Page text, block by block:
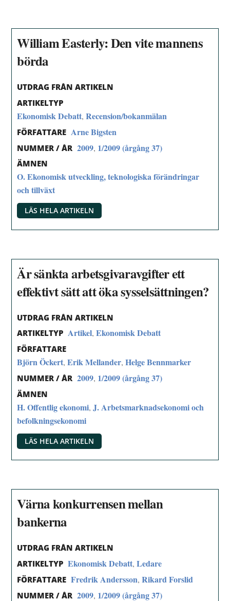
William Easterly: Den vite mannens
börda
UTDRAG FRÅN ARTIKELN
ARTIKELTYP
Ekonomisk Debatt,Recension/bokanmälan
FÖRFATTARE Arne Bigsten
NUMMER / ÅR 2009, 1/2009 (årgång 37)
ÄMNEN
O. Ekonomisk utveckling, teknologiska förändringar
och tillväxt
LÄS HELA ARTIKELN
Är sänkta arbetsgivaravgifter ett
effektivt sätt att öka sysselsättningen?
UTDRAG FRÅN ARTIKELN
ARTIKELTYP Artikel,Ekonomisk Debatt
FÖRFATTARE
Björn Öckert,Erik Mellander,Helge Bennmarker
NUMMER / ÅR 2009, 1/2009 (årgång 37)
ÄMNEN
H. Offentlig ekonomi,J. Arbetsmarknadsekonomi och
befolkningsekonomi
LÄS HELA ARTIKELN
Värna konkurrensen mellan
bankerna
UTDRAG FRÅN ARTIKELN
ARTIKELTYP Ekonomisk Debatt,Ledare
FÖRFATTARE Fredrik Andersson,Rikard Forslid
NUMMER / ÅR 2009, 1/2009 (årgång 37)